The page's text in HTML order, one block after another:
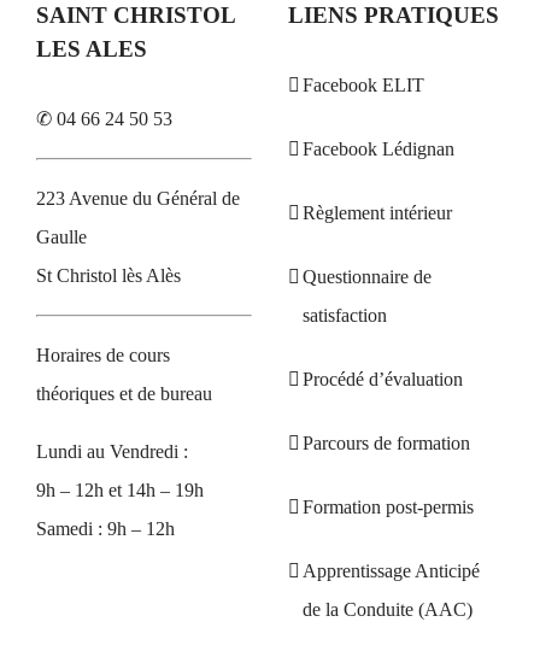
SAINT CHRISTOL
LES ALES
✆ 04 66 24 50 53
223 Avenue du Général de
Gaulle
St Christol lès Alès
Horaires de cours
théoriques et de bureau
Lundi au Vendredi :
9h – 12h et 14h – 19h
Samedi : 9h – 12h
LIENS PRATIQUES
Facebook ELIT
Facebook Lédignan
Règlement intérieur
Questionnaire de
satisfaction
Procédé d’évaluation
Parcours de formation
Formation post-permis
Apprentissage Anticipé
de la Conduite (AAC)